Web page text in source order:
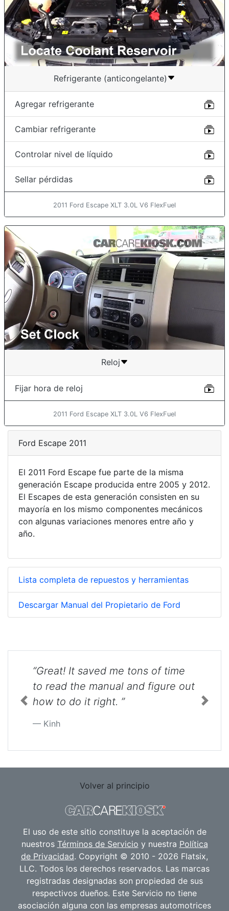
Refrigerante (anticongelante)
Agregar refrigerante
Cambiar refrigerante
Controlar nivel de líquido
Sellar pérdidas
2011 Ford Escape XLT 3.0L V6 FlexFuel
Reloj
Fijar hora de reloj
2011 Ford Escape XLT 3.0L V6 FlexFuel
Ford Escape 2011
El 2011 Ford Escape fue parte de la misma
generación Escape producida entre 2005 y 2012.
El Escapes de esta generación consisten en su
mayoría en los mismo componentes mecánicos
con algunas variaciones menores entre año y
año.
Lista completa de repuestos y herramientas
Descargar Manual del Propietario de Ford
“Great! It saved me tons of time
to read the manual and figure out
how to do it right. ”
Kinh
Previous Next
Volver al principio
El uso de este sitio constituye la aceptación de
nuestros Términos de Servicio y nuestra Política
de Privacidad. Copyright © 2010 - 2026 Flatsix,
LLC. Todos los derechos reservados. Las marcas
registradas designadas son propiedad de sus
respectivos dueños. Este Servicio no tiene
asociación alguna con las empresas automotrices